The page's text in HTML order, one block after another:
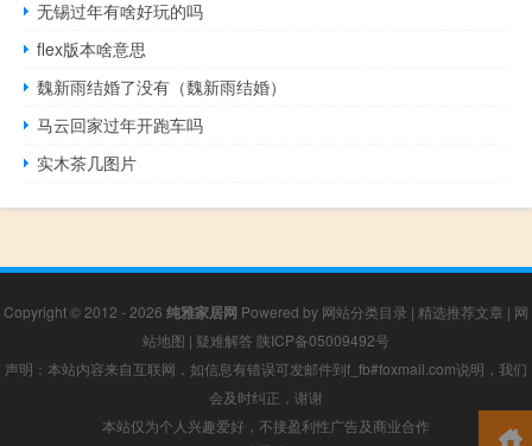
无锡过年有啥好玩的吗
flex版本啥意思
魏新雨结婚了没有（魏新雨结婚）
马云回家过年开跑车吗
实木茶几图片
Copyright © 2012 - 2026 纯雅家居网 Powered by 网站分类目录 | 精选推荐文章 | 网
站地图 | 疑难解答 陕ICP备05009492号
声明：本站内容来自互联网，如信息有错误可发邮件到f_fb#foxmail.com说明，我们
会及时纠正，谢谢
本站仅为个人兴趣爱好，不接盈利性广告及商业合作